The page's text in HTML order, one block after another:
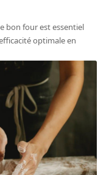
bon four est essentiel
optimale en